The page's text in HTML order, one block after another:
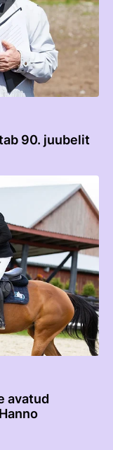
90. juubelit
avatud